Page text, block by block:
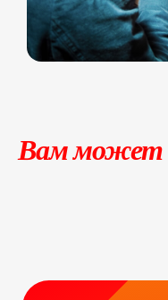
Вам может
Кнопочный бой
Трековые гонки
Велотрек
ИНН: 673109991290